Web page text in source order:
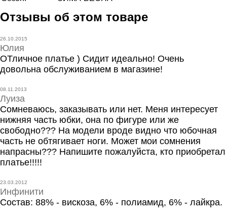
Отзывы об этом товаре
26.10.2015
Юлия
ОТличное платье ) Сидит идеально! Очень
довольна обслуживанием в магазине!
08.11.2013
Луиза
Сомневаюсь, заказывать или нет. Меня интересует
нижняя часть юбки, она по фигуре или же
свободно??? На модели вроде видно что юбочная
часть не обтягивает ноги. Может мои сомнения
напрасны??? Напишите пожалуйста, кто приобретал
платье!!!!!
23.03.2012
Инфинити
Состав: 88% - вискоза, 6% - полиамид, 6% - лайкра.